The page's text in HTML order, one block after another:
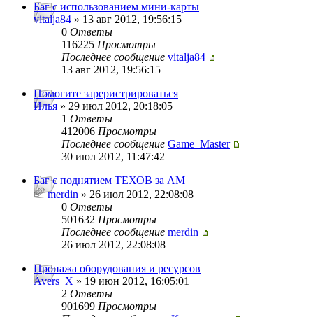
Баг с использованием мини-карты
vitalja84 » 13 авг 2012, 19:56:15
0 Ответы
116225 Просмотры
Последнее сообщение vitalja84
13 авг 2012, 19:56:15
Помогите зареристрироваться
Илья » 29 июл 2012, 20:18:05
1 Ответы
412006 Просмотры
Последнее сообщение Game_Master
30 июл 2012, 11:47:42
Баг с поднятием ТЕХОВ за АМ
merdin » 26 июл 2012, 22:08:08
0 Ответы
501632 Просмотры
Последнее сообщение merdin
26 июл 2012, 22:08:08
Пропажа оборудования и ресурсов
Avers_X » 19 июн 2012, 16:05:01
2 Ответы
901699 Просмотры